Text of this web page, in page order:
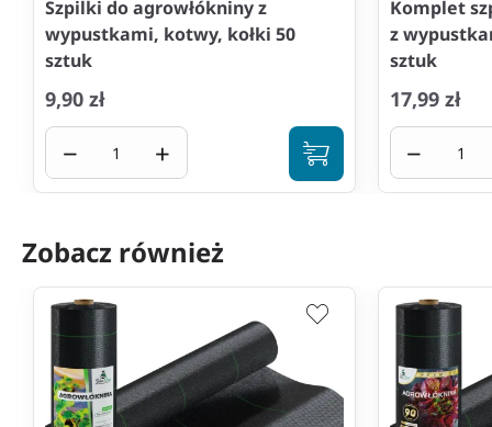
Szpilki do agrowłókniny z
wypustkami, kotwy, kołki 50
sztuk
9,90 zł
− +
Komplet
z
sztuk
17,99 zł
−
Zobacz również